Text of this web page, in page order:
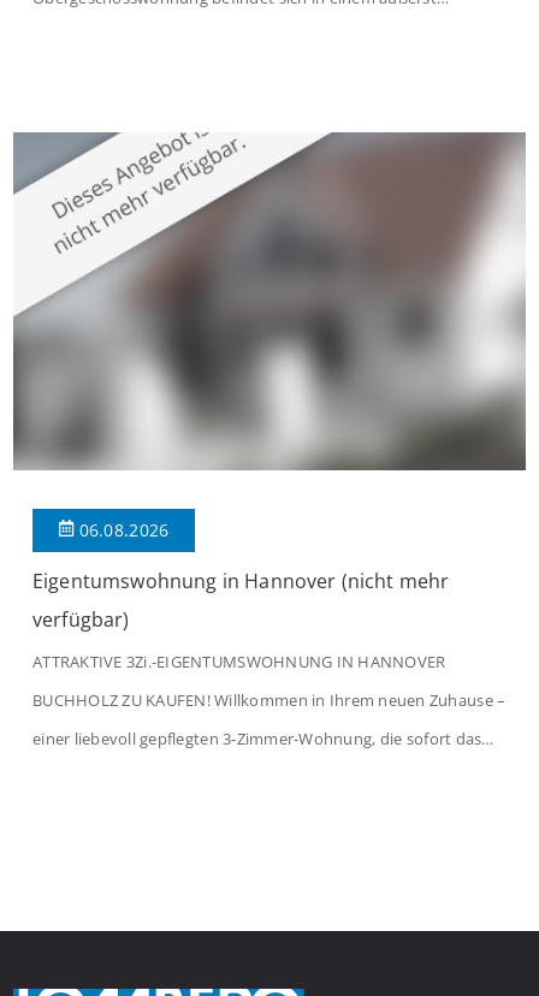
großzügige Räume und eine hochwertige Ausstattung, die
modernen Wohnkomfort mit einem stilvollen Ambiente
verbindet. Der […]
06.08.2026
Eigentumswohnung in Hannover (nicht mehr
verfügbar)
ATTRAKTIVE 3Zi.-EIGENTUMSWOHNUNG IN HANNOVER
BUCHHOLZ ZU KAUFEN! Willkommen in Ihrem neuen Zuhause –
einer liebevoll gepflegten 3-Zimmer-Wohnung, die sofort das